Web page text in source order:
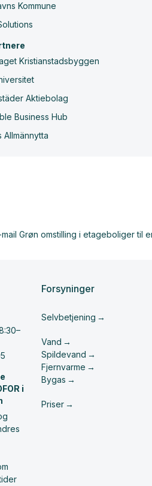
Kommune
Kristianstadsbyggen
Aktiebolag
Business Hub
Allmännytta
i
Forsyninger
Selvbetjening
Vand
Spildevand
Fjernvarme
Bygas
Priser